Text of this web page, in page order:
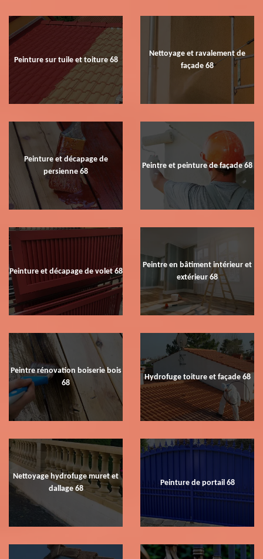
Peinture sur tuile et toiture 68
Nettoyage et ravalement de
façade 68
Peinture et décapage de
persienne 68
Peintre et peinture de façade 68
Peinture et décapage de volet 68
Peintre en bâtiment intérieur et
extérieur 68
Peintre rénovation boiserie bois
68
Hydrofuge toiture et façade 68
Nettoyage hydrofuge muret et
dallage 68
Peinture de portail 68